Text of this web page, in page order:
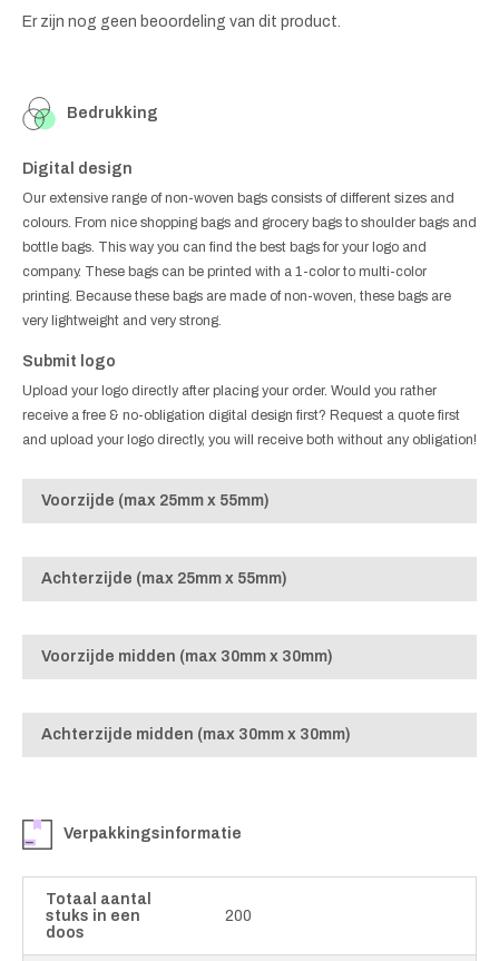
Er zijn nog geen beoordeling van dit product.
Bedrukking
Digital design
Our extensive range of non-woven bags consists of different sizes and
colours. From nice shopping bags and grocery bags to shoulder bags and
bottle bags. This way you can find the best bags for your logo and
company. These bags can be printed with a 1-color to multi-color
printing. Because these bags are made of non-woven, these bags are
very lightweight and very strong.
Submit logo
Upload your logo directly after placing your order. Would you rather
receive a free & no-obligation digital design first? Request a quote first
and upload your logo directly, you will receive both without any obligation!
Voorzijde (max 25mm x 55mm)
Achterzijde (max 25mm x 55mm)
Voorzijde midden (max 30mm x 30mm)
Achterzijde midden (max 30mm x 30mm)
Verpakkingsinformatie
Totaal aantal
stuks in een
doos
200